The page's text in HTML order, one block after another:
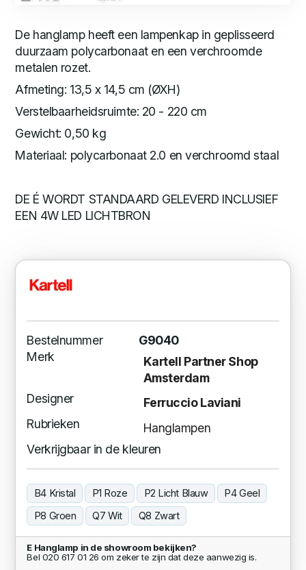
De hanglamp heeft een lampenkap in geplisseerd
duurzaam polycarbonaat en een verchroomde
metalen rozet.
Afmeting: 13,5 x 14,5 cm (ØXH)
Verstelbaarheidsruimte: 20 - 220 cm
Gewicht: 0,50 kg
Materiaal: polycarbonaat 2.0 en verchroomd staal
DE É WORDT STANDAARD GELEVERD INCLUSIEF
EEN 4W LED LICHTBRON
Bestelnummer
G9040
Merk
Kartell Partner Shop
Amsterdam
Designer
Ferruccio Laviani
Rubrieken
Hanglampen
Verkrijgbaar in de kleuren
B4 Kristal P1 Roze P2 Licht Blauw
P4 Geel
P8 Groen
Q7 Wit Q8 Zwart
E Hanglamp in de showroom bekijken?
Bel 020 617 01 26 om zeker te zijn dat deze aanwezig is.